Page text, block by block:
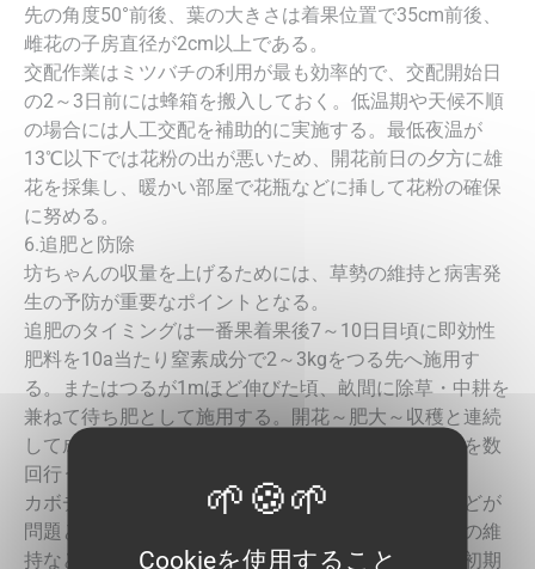
先の角度50°前後、葉の大きさは着果位置で35cm前後、
雌花の子房直径が2cm以上である。
交配作業はミツバチの利用が最も効率的で、交配開始日
の2～3日前には蜂箱を搬入しておく。低温期や天候不順
の場合には人工交配を補助的に実施する。最低夜温が
13℃以下では花粉の出が悪いため、開花前日の夕方に雄
花を採集し、暖かい部屋で花瓶などに挿して花粉の確保
に努める。
6.追肥と防除
坊ちゃんの収量を上げるためには、草勢の維持と病害発
生の予防が重要なポイントとなる。
追肥のタイミングは一番果着果後7～10日目頃に即効性
肥料を10a当たり窒素成分で2～3kgをつる先へ施用す
る。またはつるが1mほど伸びた頃、畝間に除草・中耕を
兼ねて待ち肥として施用する。開花～肥大～収穫と連続
して成長していくので、草勢を見ながら少量の追肥を数
回行う。
カボチャ栽培ではうどんこ病・疫病・アブラムシなどが
問題となる。排水対策や除草、肥培管理による草勢の維
持などの耕種的防除に加え、予防的薬剤散布などで初期
Cookieを使用すること